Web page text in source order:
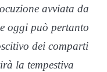
avviata da
oggi può pertanto
dei comparti
la tempestiva